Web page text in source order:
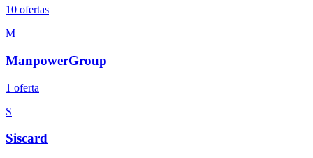
10 ofertas
M
ManpowerGroup
1 oferta
S
Siscard